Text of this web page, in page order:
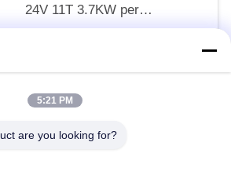
24V 11T 3.7KW per
KOBELCO SK75-9/-10 SANY
5:21 PM
are you looking for?